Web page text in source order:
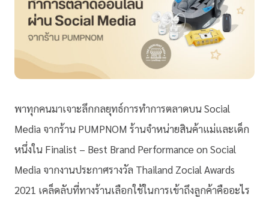
พาทุกคนมาเจาะลึกกลยุทธ์การทำการตลาดบน Social
Media จากร้าน PUMPNOM ร้านจำหน่ายสินค้าแม่และเด็ก
หนึ่งใน Finalist – Best Brand Performance on Social
Media จากงานประกาศรางวัล Thailand Zocial Awards
2021 เคล็ดลับที่ทางร้านเลือกใช้ในการเข้าถึงลูกค้าคืออะไร